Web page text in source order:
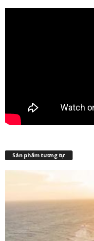
Sản phẩm tương tự